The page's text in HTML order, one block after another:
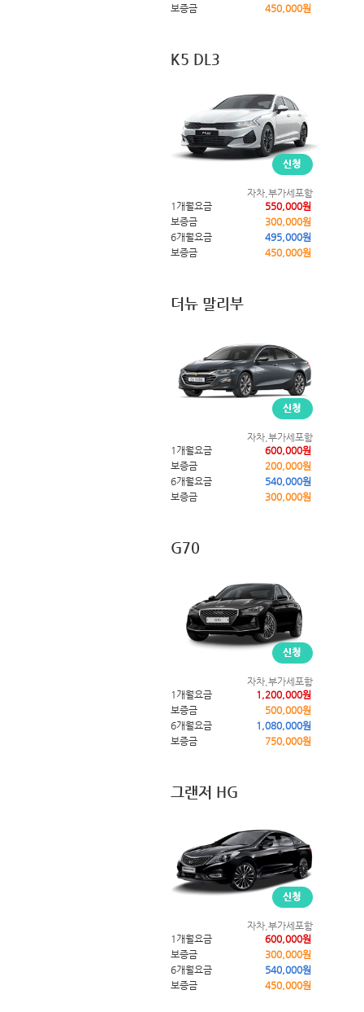
보증금
450,000원
K5 DL3
자차,부가세포함
1개월요금
550,000원
보증금
300,000원
6개월요금
495,000원
보증금
450,000원
더뉴 말리부
자차,부가세포함
1개월요금
600,000원
보증금
200,000원
6개월요금
540,000원
보증금
300,000원
G70
자차,부가세포함
1개월요금
1,200,000원
보증금
500,000원
6개월요금
1,080,000원
보증금
750,000원
그랜저 HG
자차,부가세포함
1개월요금
600,000원
보증금
300,000원
6개월요금
540,000원
보증금
450,000원